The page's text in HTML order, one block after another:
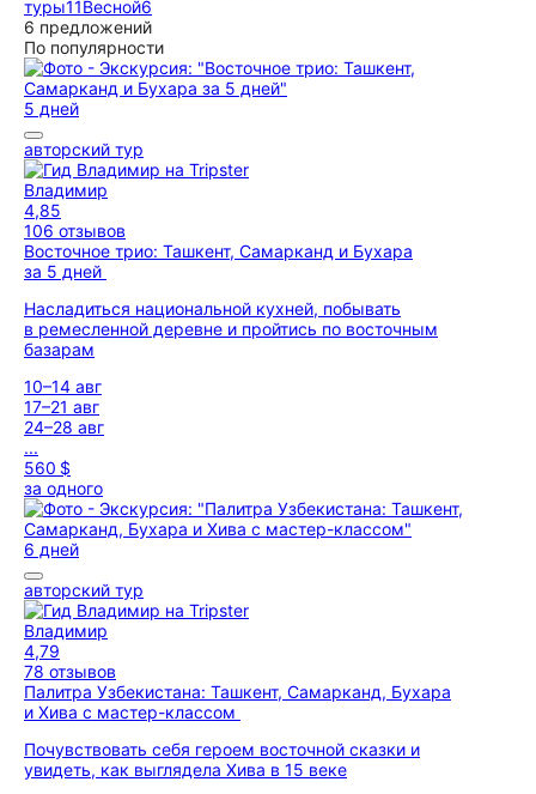
туры11Весной6
6 предложений
По популярности
5 дней
авторский тур
Владимир
4,85
106 отзывов
Восточное трио: Ташкент, Самарканд и Бухара
за 5 дней
Насладиться национальной кухней, побывать
в ремесленной деревне и пройтись по восточным
базарам
10–14 авг
17–21 авг
24–28 авг
...
560 $
за одного
6 дней
авторский тур
Владимир
4,79
78 отзывов
Палитра Узбекистана: Ташкент, Самарканд, Бухара
и Хива с мастер-классом
Почувствовать себя героем восточной сказки и
увидеть, как выглядела Хива в 15 веке